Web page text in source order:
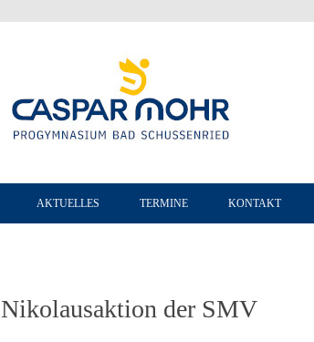
AKTUELLES TERMINE KONTAKT
Nikolausaktion der SMV